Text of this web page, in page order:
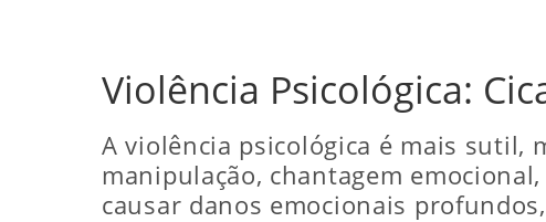
Violência Psicológica:
A violência psicológica é mais sutil,
manipulação, chantagem
causar danos emocionais